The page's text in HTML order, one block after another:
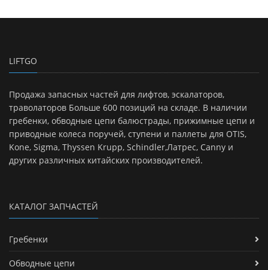
LIFTGO
Продажа запасных частей для лифтов, эскалаторов,
траволаторов Больше 600 позиций на складе. В наличии
гребенки, обводные цепи балюстрады, прижимные цепи и
приводные колеса поручей, ступени и паллеты для OTIS,
Kone, Sigma, Thyssen Krupp, Schindler,Латрес, Canny и
других различных китайских производителей.
КАТАЛОГ ЗАПЧАСТЕЙ
Гребенки
Обводные цепи